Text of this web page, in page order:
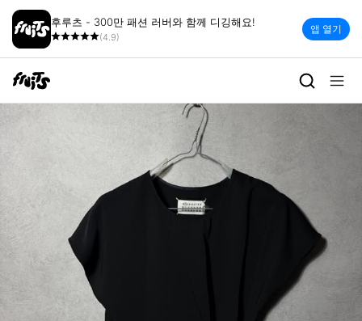
후루츠 - 300만 패션 러버와 함께 디깅해요!
(4.9)
앱 열기